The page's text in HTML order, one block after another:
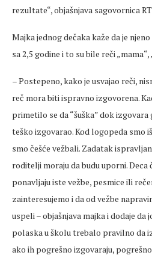
rezultate“, objašnjava sagovornica
Majka jednog dečaka kaže da je
sa 2,5 godine i to su bile reči
– Postepeno, kako je usvajao reči,
reč mora biti ispravno izgovorena.
primetilo se da “šuška” dok izgovara
teško izgovarao. Kod logopeda smo
smo češće vežbali. Zadatak
roditelji moraju da budu uporni.
ponavljaju iste vežbe, pesmice ili
zainteresujemo i da od vežbe
uspeli – objašnjava majka i dodaje da
polaska u školu trebalo pravilno da
ako ih pogrešno izgovaraju,